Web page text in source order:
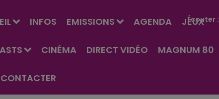
INFOS EMISSIONS AGENDA JEUX
CINÉMA DIRECT VIDÉO MAGNUM 80
Écouter :